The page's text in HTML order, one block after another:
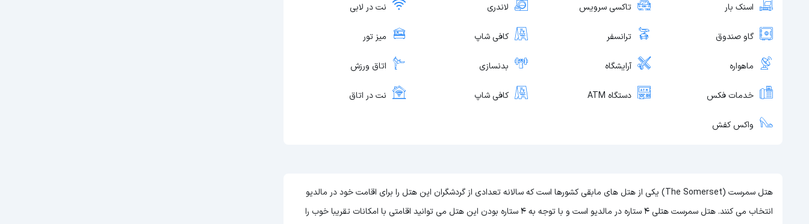
اسنک بار تاکسی سرویس لاندری نت در لابی
گاو صندوق ترانسفر کافی شاپ میز تور
ماهواره آرایشگاه بدنسازی اتاق ورزش
خدمات فکس دستگاه ATM کافی شاپ نت در اتاق
واکس کفش
هتل سمرست (The Somerset) یکی از هتل های مابقی کشورها است که سالانه تعدادی از گردشگران این هتل را برای اقامت خود در مالدیو
انتخاب می کنند. هتل سمرست هتلی 4 ستاره در مالدیو است و با توجه به 4 ستاره بودن این هتل می توانید اقامتی با امکانات تقریبا خوب را